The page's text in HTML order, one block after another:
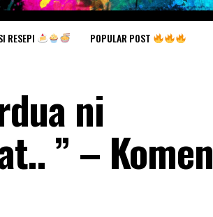
RESEPI POPULAR POST
ni
” – Komen